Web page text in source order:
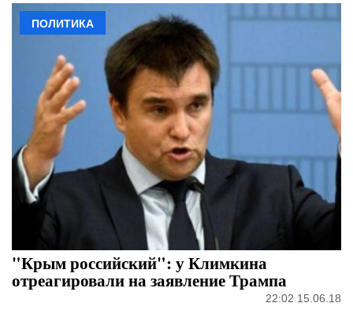
ПОЛИТИКА
"Крым российский": у Климкина
отреагировали на заявление Трампа
22:02 15.06.18